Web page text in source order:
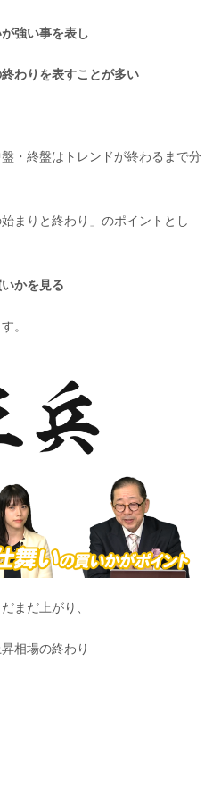
強い事を表し
わりを表すことが多い
・終盤はトレンドが終わるまで分
まりと終わり」のポイントとし
かを見る
。
まだ上がり、
相場の終わり